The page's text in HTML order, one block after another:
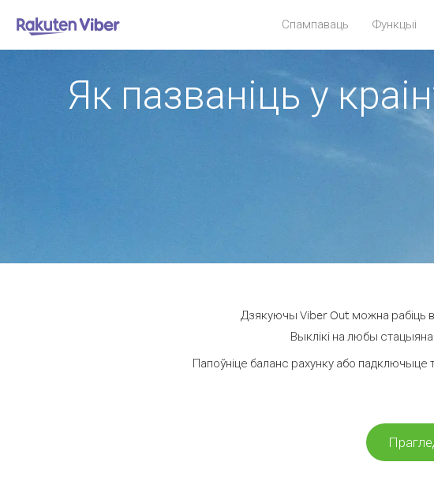
Спампаваць Функцыі
Як пазваніць у
Дзякуючы Viber Out можна рабіць
Выклікі на любы
Папоўніце баланс рахунку або падключыце